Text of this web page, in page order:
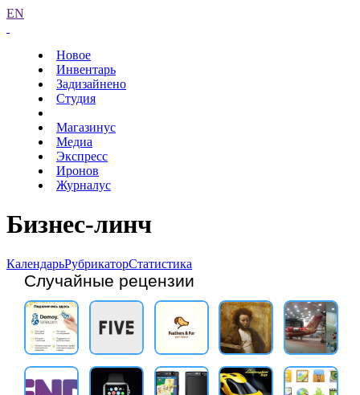
EN
Новое
Инвентарь
Задизайнено
Студия
Магазинус
Медиа
Экспресс
Иронов
Журналус
Бизнес-линч
КалендарьРубрикаторСтатистика
Случайные рецензии